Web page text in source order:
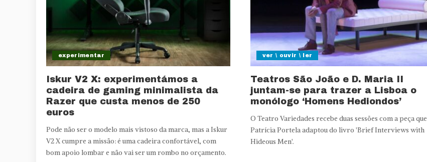
experimentar
Iskur V2 X: experimentámos a
cadeira de gaming minimalista da
Razer que custa menos de 250
euros
Pode não ser o modelo mais vistoso da marca, mas a Iskur
V2 X cumpre a missão: é uma cadeira confortável, com
bom apoio lombar e não vai ser um rombo no orçamento.
ver \ ouvir \ ler
Teatros São João e D. Maria II
juntam-se para trazer a Lisboa o
monólogo ‘Homens Hediondos’
O Teatro Variedades recebe duas sessões com a peça que
Patrícia Portela adaptou do livro 'Brief Interviews with
Hideous Men'.